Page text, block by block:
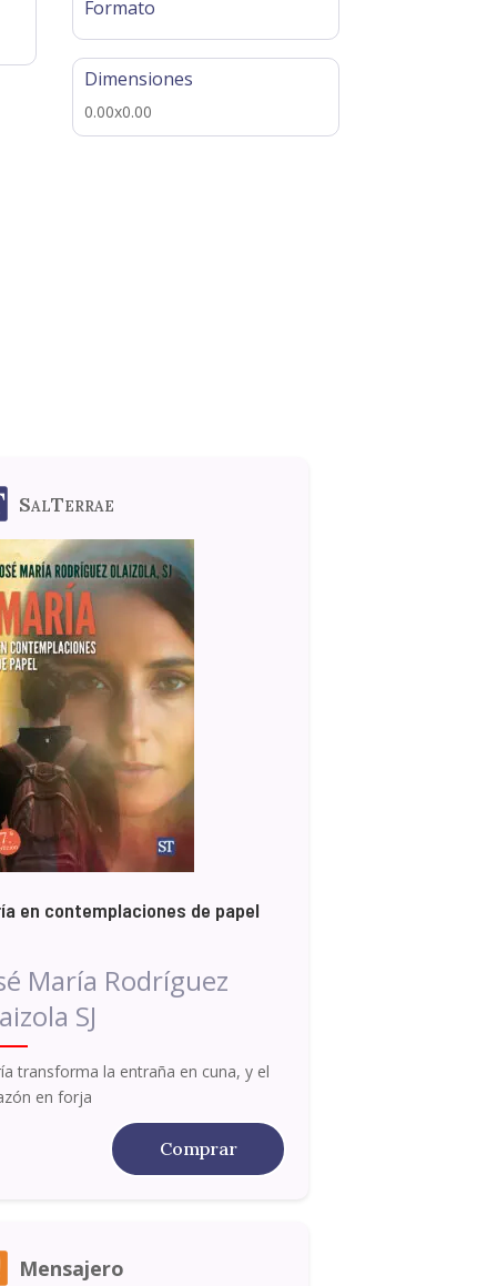
Formato
Dimensiones
0.00x0.00
SalTerrae
en contemplaciones de papel
María Rodríguez
SJ
transforma la entraña en cuna, y el
en forja
Comprar
Mensajero